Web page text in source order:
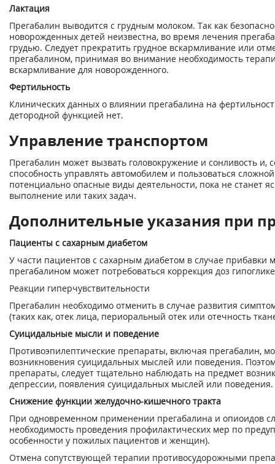
Лактация
Прегабалин выводится с грудным молоком. Так как
новорожденных детей неизвестна, во время лечения
грудью. Следует прекратить грудное вскармливание или
прегабалином, принимая во внимание необходимость
вскармливание для новорожденного.
Фертильность
Клинических данных о влиянии прегабалина на
детородной функцией нет.
Управление транспортом
Прегабалин может вызвать головокружение и сонливость и,
способность управлять автомобилем и пользоваться
потенциально опасные виды деятельности, пока не станет
выполнение или таких задач.
Дополнительные указания при
Пациенты с сахарным диабетом
У части пациентов с сахарным диабетом в случае прибавки
прегабалином может потребоваться коррекция доз
Реакции гиперчувствительности
Прегабалин необходимо отменить в случае развития
(таких как, отек лица, периоральный отек или отечность
Суицидальные мысли и поведение
Противоэпилептические препараты, включая прегабалин,
возникновения суицидальных мыслей или поведения.
препараты, следует тщательно наблюдать на предмет
депрессии, появления суицидальных мыслей или поведения.
Снижение функции желудочно-кишечного тракта
При одновременном применении прегабалина и опиоидов
необходимость проведения профилактических мер по
особенности у пожилых пациентов и женщин).
Отмена сопутствующей терапии противосудорожными